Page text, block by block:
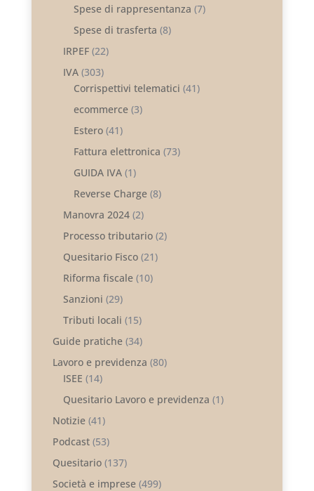
Spese di rappresentanza (7)
Spese di trasferta (8)
IRPEF(22)
IVA(303)
Corrispettivi telematici (41)
ecommerce(3)
Estero(41)
Fattura elettronica (73)
GUIDA IVA(1)
Reverse Charge(8)
Manovra 2024(2)
Processo tributario(2)
Quesitario Fisco(21)
Riforma fiscale(10)
Sanzioni (29)
Tributi locali (15)
Guide pratiche(34)
Lavoro e previdenza (80)
ISEE (14)
Quesitario Lavoro e previdenza (1)
Notizie(41)
Podcast(53)
Quesitario(137)
Società e imprese(499)